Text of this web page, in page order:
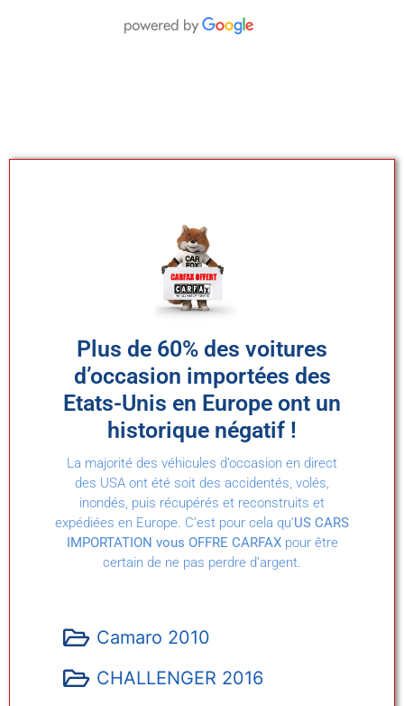
Plus de 60% des voitures
d’occasion importées des
Etats-Unis en Europe ont un
historique négatif !
La majorité des véhicules d’occasion en direct
des USA ont été soit des accidentés, volés,
inondés, puis récupérés et reconstruits et
expédiées en Europe. C’est pour cela qu’US CARS
IMPORTATION vous OFFRE CARFAX pour être
certain de ne pas perdre d’argent.
Camaro 2010
CHALLENGER 2016